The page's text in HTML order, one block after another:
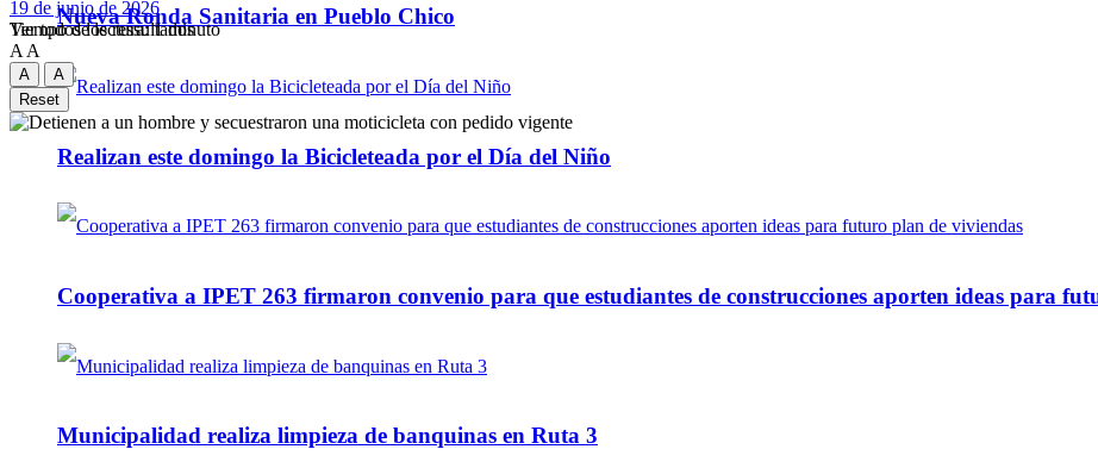
Nueva Ronda Sanitaria en Pueblo Chico
Realizan este domingo la Bicicleteada por el Día del Niño
Cooperativa a IPET 263 firmaron convenio para que estudiantes de construcciones aporten ideas para
Municipalidad realiza limpieza de banquinas en Ruta 3
Ver todos los ressultados
19 de junio de 2026
Tiempo de lectura: 1 minuto
A A
A
A
Reset